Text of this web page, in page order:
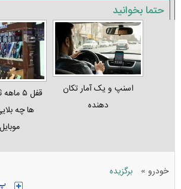
حتما بخوانید
اسنپ و یک آمار تکان‌
دهنده
قفل ۵
ها چه
خودرو » برگزیده